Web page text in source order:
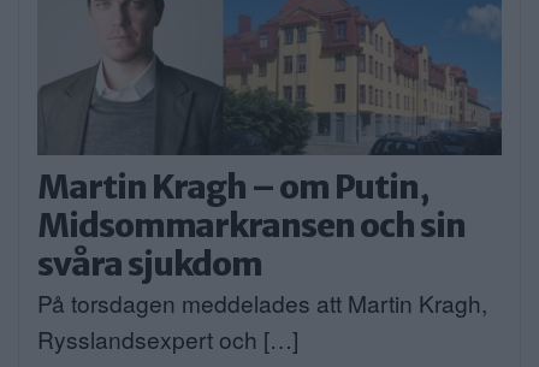
Martin Kragh – om Putin,
Midsommarkransen och sin
svåra sjukdom
På torsdagen meddelades att Martin Kragh,
Rysslandsexpert och […]